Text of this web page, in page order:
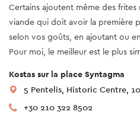
Certains ajoutent même des frites
viande qui doit avoir la première
selon vos goûts, en ajoutant ou
Pour moi, le meilleur est le plus
Kostas sur la place Syntagma
5 Pentelis, Historic Centre,
+30 210 322 8502